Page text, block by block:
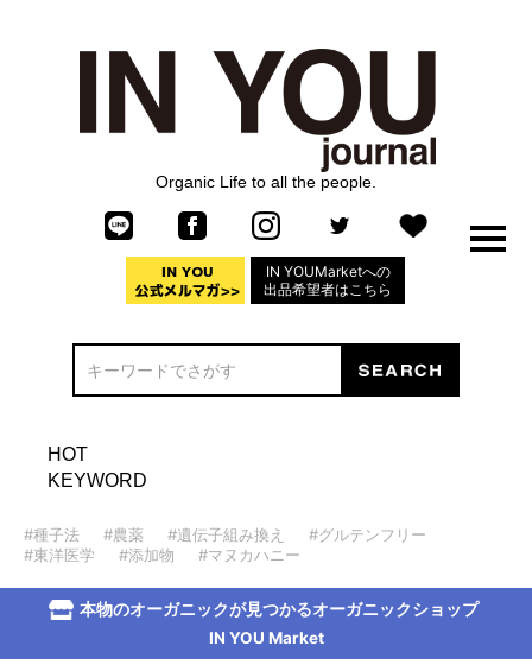
Organic Life to all the people.
IN YOUMarketへの
出品希望者はこちら
HOT
KEYWORD
#種子法 #農薬 #遺伝子組み換え
#グルテンフリー
#東洋医学
#添加物 #マヌカハニー
本物のオーガニックが見つかるオーガニックショップ
IN YOU Market